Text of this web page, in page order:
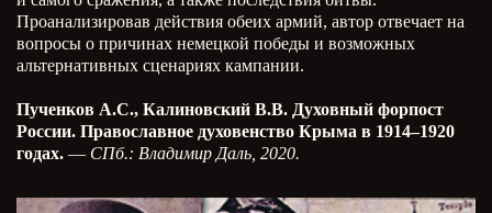
Проанализировав действия обеих армий, автор отвечает на
вопросы о причинах немецкой победы и возможных
альтернативных сценариях кампании.
Пученков А.С., Калиновский В.В. Духовный форпост
России. Православное духовенство Крыма в 1914–1920
годах. — СПб.: Владимир Даль, 2020.